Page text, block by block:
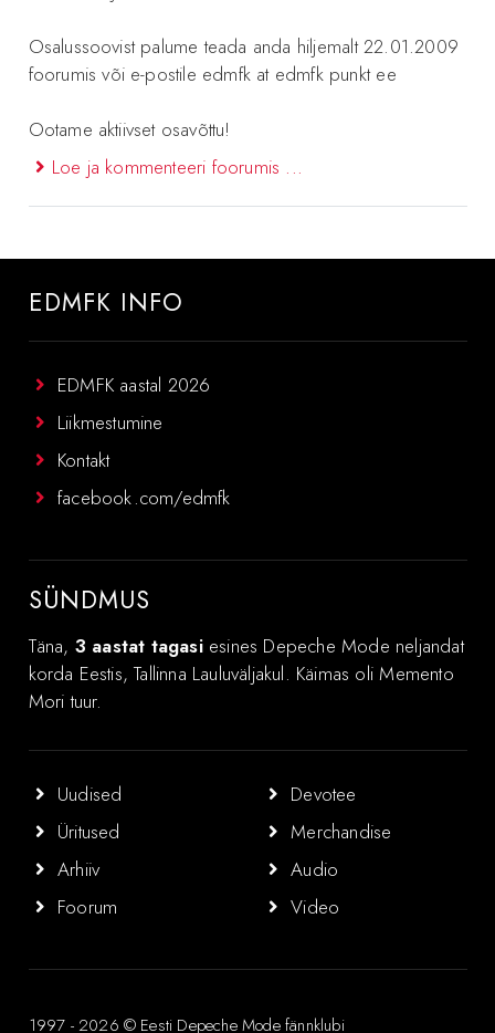
Osalussoovist palume teada anda hiljemalt 22.01.2009
foorumis või e-postile edmfk at edmfk punkt ee
Ootame aktiivset osavõttu!
Loe ja kommenteeri foorumis ...
EDMFK INFO
EDMFK aastal 2026
Liikmestumine
Kontakt
facebook.com/edmfk
SÜNDMUS
Täna, 3 aastat tagasiesines Depeche Mode neljandat
korda Eestis, Tallinna Lauluväljakul. Käimas oli Memento
Mori tuur.
Uudised
Üritused
Arhiiv
Foorum
Devotee
Merchandise
Audio
Video
1997 - 2026 © Eesti Depeche Mode fännklubi